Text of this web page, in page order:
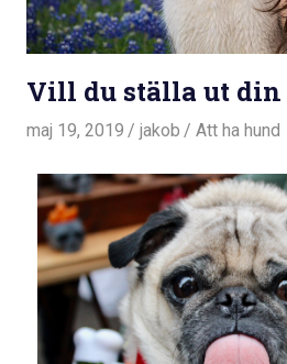
Vill du ställa ut din
maj 19, 2019 jakob Att ha hund